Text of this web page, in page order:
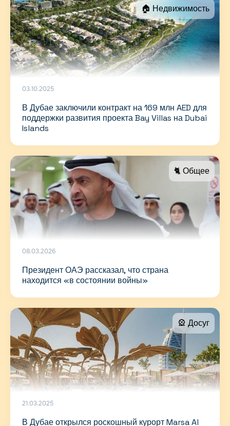
🏠 Недвижимость
03.10.2025
В Дубае заключили контракт на 169 млн AED для
поддержки развития проекта Bay Villas на Dubai
Islands
🐈 Общее
08.03.2026
Президент ОАЭ рассказал, что страна
находится «в состоянии войны»
🎡 Досуг
21.03.2025
В Дубае открылся роскошный курорт Marsa Al